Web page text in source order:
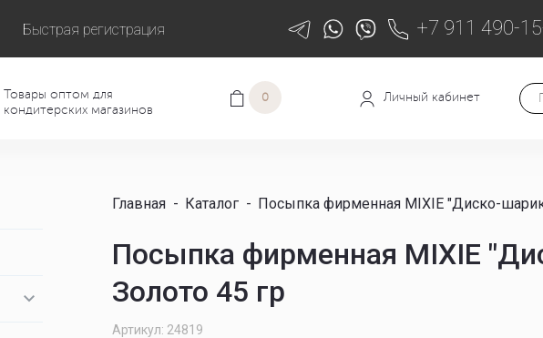
Быстрая регистрация +7 911 490-
Товары оптом для
кондитерских магазинов
0 Личный кабинет
Главная - Каталог - Посыпка фирменная MIXIE "Диско-
Посыпка фирменная MIXIE
Золото 45 гр
Артикул: 24819